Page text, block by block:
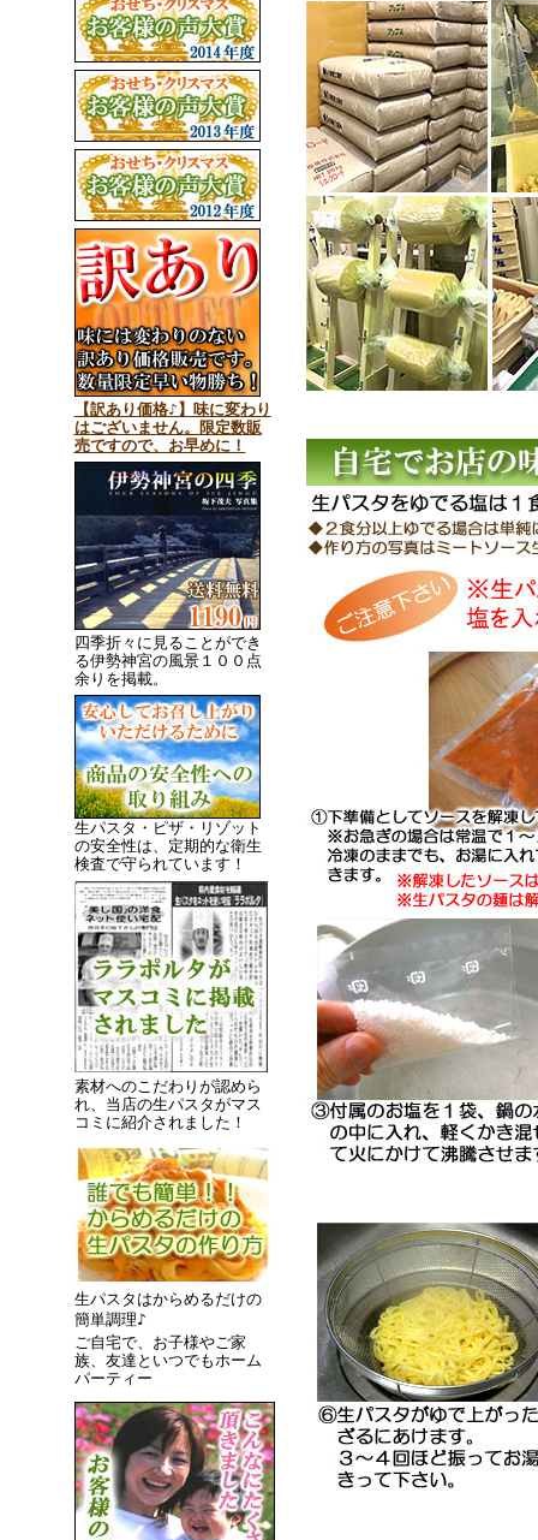
【訳あり価格♪】味に変わり
はございません。限定数販
売ですので、お早めに！
四季折々に見ることができ
る伊勢神宮の風景１００点
余りを掲載。
生パスタ・ピザ・リゾット
の安全性は、定期的な衛生
検査で守られています！
素材へのこだわりが認めら
れ、当店の生パスタがマス
コミに紹介されました！
生パスタはからめるだけの
簡単調理♪
ご自宅で、お子様やご家
族、友達といつでもホーム
パーティー